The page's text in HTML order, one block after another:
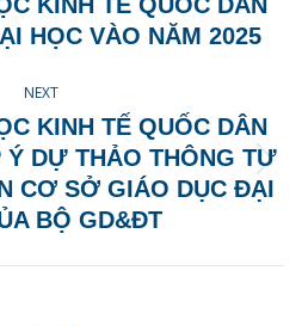
Previous
post:
KINH TẾ QUỐC DÂN
HỌC VÀO NĂM 2025
NEXT
Next
post:
KINH TẾ QUỐC DÂN
Ý DỰ THẢO THÔNG TƯ
CƠ SỞ GIÁO DỤC ĐẠI
BỘ GD&ĐT